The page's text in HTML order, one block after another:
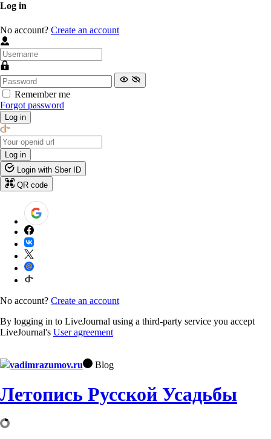
Log in
No account? Create an account
Remember me
Forgot password
Log in
Log in
Login with Sber ID
QR code
No account? Create an account
By logging in to LiveJournal using a third-party service you accept
LiveJournal's User agreement
vadimrazumov.ru Blog
Летопись Русской Усадьбы